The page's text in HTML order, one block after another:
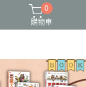
0
購物車